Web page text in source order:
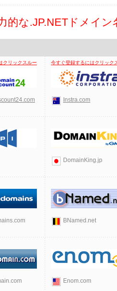
的な.JP.NETドメイン
クリックスルー 今すぐ登録するにはクリック
Instra.com
DomainKing.jp
BNamed.net
Enom.com